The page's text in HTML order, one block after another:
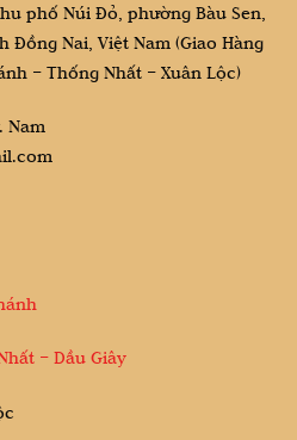
phố Núi Đỏ, phường Bàu Sen,
Nai, Việt Nam (Giao Hàng
– Thống Nhất – Xuân Lộc)
Nam
– Dầu Giây